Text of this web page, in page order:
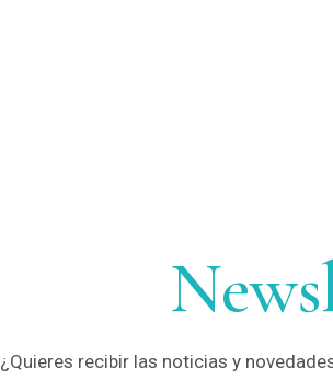
¿Quieres recibir las noticias y